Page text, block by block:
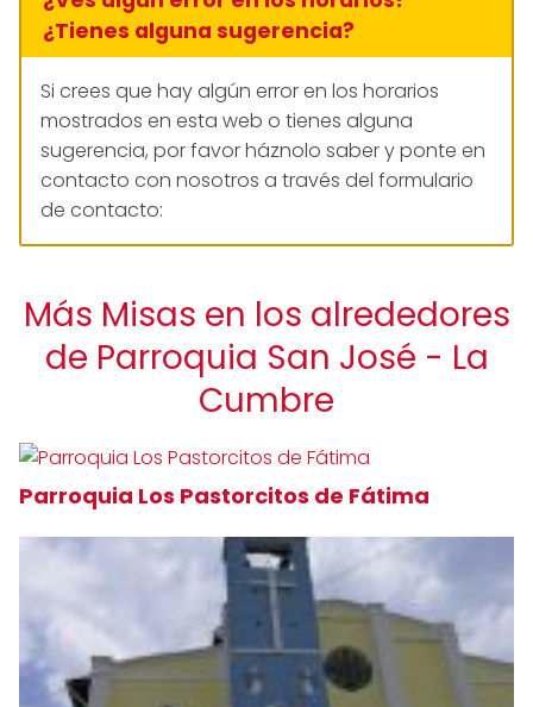
¿Tienes alguna sugerencia?
Si crees que hay algún error en los horarios
mostrados en esta web o tienes alguna
sugerencia, por favor háznolo saber y ponte en
contacto con nosotros a través del formulario
de contacto:
Más Misas en los alrededores
de Parroquia San José - La
Cumbre
Parroquia Los Pastorcitos de Fátima